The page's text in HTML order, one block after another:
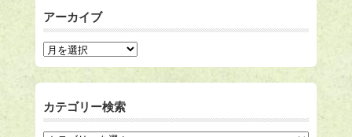
アーカイブ
カテゴリー検索